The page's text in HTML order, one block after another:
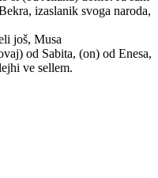
izaslanik svoga naroda,
još, Musa
od Sabita, (on) od Enesa,
ve sellem.